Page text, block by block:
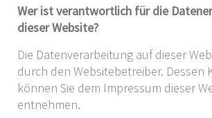
Wer ist verantwortlich für die
dieser Website?
Die Datenverarbeitung auf dieser
durch den Websitebetreiber. Dessen
können Sie dem Impressum dieser
entnehmen.